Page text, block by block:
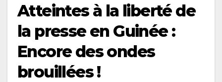
Atteintes à la liberté de
la presse en Guinée :
Encore des ondes
brouillées !